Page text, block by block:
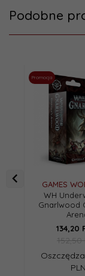
Podobne
Promocja
GAMES
WH
Gnarlwood
134,20
152,50
PLN